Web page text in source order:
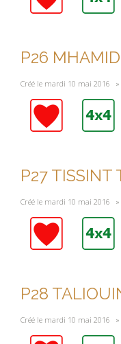
P26
Créé le mardi 10 mai 2016 »
P27 TISSINT
Créé le mardi 10 mai 2016 »
P28
Créé le mardi 10 mai 2016 »